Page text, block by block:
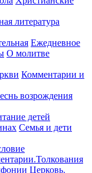
литература
Ежедневное
О молитве
Комментарии и
возрождения
детей
Семья и дети
Церковь.